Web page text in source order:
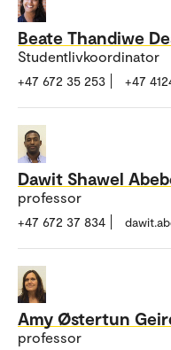
Beate Thandiwe
Studentlivkoordinator
+47 672 35 253 +47
Dawit Shawel
professor
+47 672 37 834
Amy Østertun
professor